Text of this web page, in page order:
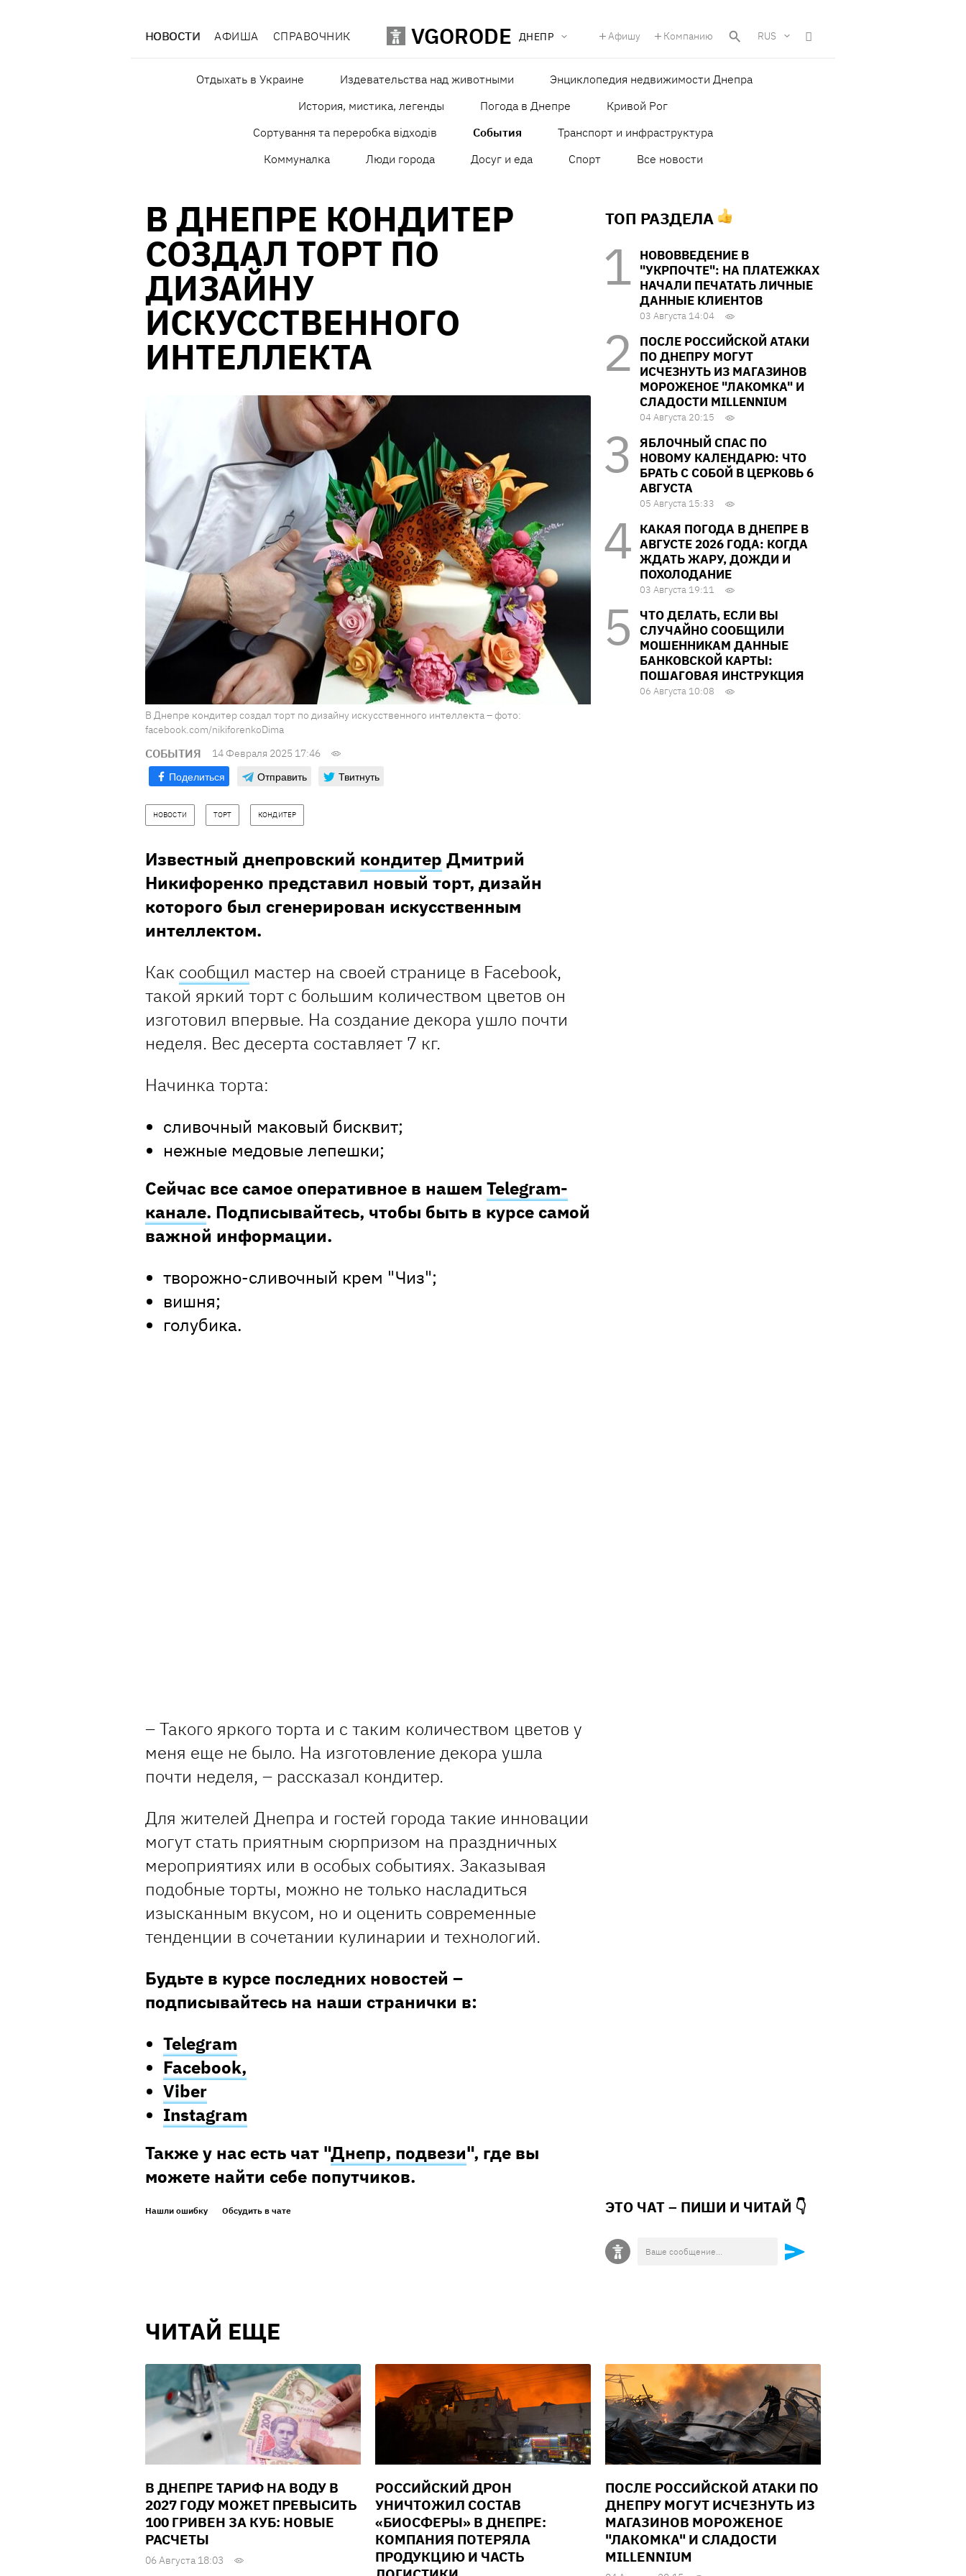
НОВОСТИ АФИША СПРАВОЧНИК VGORODE ДНЕПР Афишу Компанию RUS
Отдыхать в Украине Издевательства над животными
Энциклопедия недвижимости Днепра
История, мистика, легенды
Погода в Днепре
Кривой Рог
Сортування та переробка відходів
События
Транспорт и инфраструктура
Коммуналка
Люди города Досуг и еда Спорт Все новости
В ДНЕПРЕ КОНДИТЕР
СОЗДАЛ ТОРТ ПО
ДИЗАЙНУ
ИСКУССТВЕННОГО
ИНТЕЛЛЕКТА
В Днепре кондитер создал торт по дизайну искусственного интеллекта – фото:
facebook.com/nikiforenkoDima
СОБЫТИЯ 14 Февраля 2025 17:46
Поделиться Отправить Твитнуть
НОВОСТИ ТОРТ КОНДИТЕР
Известный днепровский кондитер Дмитрий
Никифоренко представил новый торт, дизайн
которого был сгенерирован искусственным
интеллектом.
Как сообщил мастер на своей странице в Facebook,
такой яркий торт с большим количеством цветов он
изготовил впервые. На создание декора ушло почти
неделя. Вес десерта составляет 7 кг.
Начинка торта:
сливочный маковый бисквит;
нежные медовые лепешки;
Сейчас все самое оперативное в нашем Telegram-
канале. Подписывайтесь, чтобы быть в курсе самой
важной информации.
творожно-сливочный крем "Чиз";
вишня;
голубика.
– Такого яркого торта и с таким количеством цветов у
меня еще не было. На изготовление декора ушла
почти неделя, – рассказал кондитер.
Для жителей Днепра и гостей города такие инновации
могут стать приятным сюрпризом на праздничных
мероприятиях или в особых событиях. Заказывая
подобные торты, можно не только насладиться
изысканным вкусом, но и оценить современные
тенденции в сочетании кулинарии и технологий.
Будьте в курсе последних новостей –
подписывайтесь на наши странички в:
Telegram
Facebook,
Viber
Instagram
Также у нас есть чат "Днепр, подвези", где вы
можете найти себе попутчиков.
Нашли ошибку Обсудить в чате
ТОП РАЗДЕЛА
НОВОВВЕДЕНИЕ В
"УКРПОЧТЕ": НА ПЛАТЕЖКАХ
НАЧАЛИ ПЕЧАТАТЬ ЛИЧНЫЕ
ДАННЫЕ КЛИЕНТОВ
03 Августа 14:04
ПОСЛЕ РОССИЙСКОЙ АТАКИ
ПО ДНЕПРУ МОГУТ
ИСЧЕЗНУТЬ ИЗ МАГАЗИНОВ
МОРОЖЕНОЕ "ЛАКОМКА" И
СЛАДОСТИ MILLENNIUM
04 Августа 20:15
ЯБЛОЧНЫЙ СПАС ПО
НОВОМУ КАЛЕНДАРЮ: ЧТО
БРАТЬ С СОБОЙ В ЦЕРКОВЬ 6
АВГУСТА
05 Августа 15:33
КАКАЯ ПОГОДА В ДНЕПРЕ В
АВГУСТЕ 2026 ГОДА: КОГДА
ЖДАТЬ ЖАРУ, ДОЖДИ И
ПОХОЛОДАНИЕ
03 Августа 19:11
ЧТО ДЕЛАТЬ, ЕСЛИ ВЫ
СЛУЧАЙНО СООБЩИЛИ
МОШЕННИКАМ ДАННЫЕ
БАНКОВСКОЙ КАРТЫ:
ПОШАГОВАЯ ИНСТРУКЦИЯ
06 Августа 10:08
ЭТО ЧАТ – ПИШИ И ЧИТАЙ 👇
ЧИТАЙ ЕЩЕ
В ДНЕПРЕ ТАРИФ НА ВОДУ В
2027 ГОДУ МОЖЕТ ПРЕВЫСИТЬ
100 ГРИВЕН ЗА КУБ: НОВЫЕ
РАСЧЕТЫ
06 Августа 18:03
РОССИЙСКИЙ ДРОН
УНИЧТОЖИЛ СОСТАВ
«БИОСФЕРЫ» В ДНЕПРЕ:
КОМПАНИЯ ПОТЕРЯЛА
ПРОДУКЦИЮ И ЧАСТЬ
ПОСЛЕ РОССИЙСКОЙ АТАКИ ПО
ДНЕПРУ МОГУТ ИСЧЕЗНУТЬ ИЗ
МАГАЗИНОВ МОРОЖЕНОЕ
"ЛАКОМКА" И СЛАДОСТИ
MILLENNIUM